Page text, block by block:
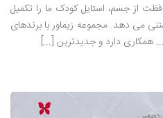
از جسم، استایل کودک ما را تکمیل
می دهد. مجموعه زیماور با برندهای
همکاری دارد و جدیدترین [...]